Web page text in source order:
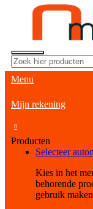
Menu
Mijn rekening
0
Producten
Selecteer
Kies in het
behorende
gebruik